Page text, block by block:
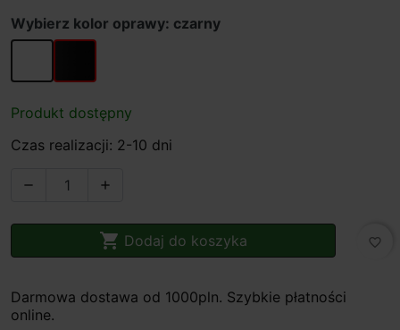
Wybierz kolor oprawy: czarny
biały czarny
Produkt dostępny
Czas realizacji: 2-10 dni
 
 Dodaj do koszyka favorite_border
Darmowa dostawa od 1000pln. Szybkie płatności
online.